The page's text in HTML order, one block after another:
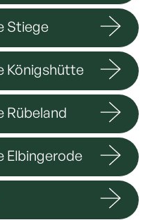
Stiege
Königshütte
Rübeland
Elbingerode